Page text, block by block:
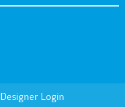
Designer Login